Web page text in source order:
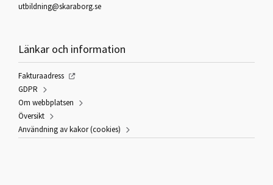
utbildning@skaraborg.se
Länkar och information
Fakturaadress
GDPR
Om webbplatsen
Översikt
Användning av kakor (cookies)